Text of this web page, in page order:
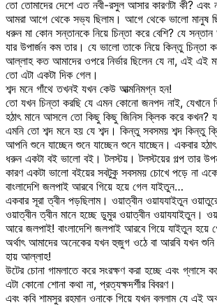
তো তোমাদের দেশে এত নবী-রসুল আসার কারণটা কী? এবং
আমরা আগে থেকে সভ্য ছিলাম। আগে থেকে ভালো মানুষ
ধরুন মা কোন সন্তানকে নিয়ে চিন্তা করে বেশি? যে
যার উপার্জন কম তার। যে ভালো তাকে নিয়ে কিন্তু চিন্তা
আল্লাহ কত আমাদের ওপরে নির্ভার ছিলেন যে না, এই এই
তো এটা একটা দিক গেল।
শব্দ মনে গাঁথে তখনই যখন কেউ আত্মনিমগ্ন হন!
তো যখন চিন্তা করছি যে এমন কোনো জনপদ নাই, যেখানে
হঠাৎ মানে আসলে তো কিছু কিছু জিনিস ক্লিক করে কখন?
এমনি তো শব্দ মনে হয় যে শব্দ। কিন্তু সবসময় শব্দ কিন্তু
আপনি শুনে যাচ্ছেন শুনে যাচ্ছেন শুনে যাচ্ছেন। একবার
ধরুন একটা বই ভালো বই। টলস্টয়। টলস্টয়ের গল্প তার
কারণ একটা ভালো বইয়ের সবটুকু সবসময় চোখে পড়ে না
বাংলাদেশি জলপাই আরবে গিয়ে হয়ে গেল যাইতুন…
একবার সূরা ত্বীন পড়ছিলাম। ওয়াত্বীন ওয়াযযাইতুন
ওয়াত্বীন ত্বীন মানে হচ্ছে ডুমুর ওয়াত্বীন ওয়াযযাইতুন।
আরে জলপাই! বাংলাদেশি জলপাই আরবে গিয়ে যাইতুন
অর্থাৎ আমাদের অনেকের যখন হুজুগ ওঠে বা আরবি যখন
হায় আল্লাহ!
উটের চোনা গামলাতে করে সংরক্ষণ করা হচ্ছে এবং
এটা কোনো শোনা কথা না, প্রত্যক্ষদর্শীর বিবরণ।
এবং কবি শামসুর রহমান ওনাকে গিয়ে যখন বললাম যে এই